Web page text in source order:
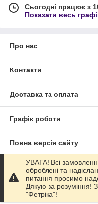
Сьогодні працює з
Показати весь
Про нас
Контакти
Доставка та оплата
Графік роботи
Повна версія сайту
Сайт створено на
Політика
УВАГА! Всі
оброблені та
питання просимо
Дякую за розуміння!
"Фетріка"!